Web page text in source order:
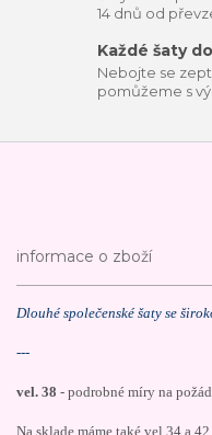
14 dnů od
Každé šaty
Nebojte se
pomůžeme s
informace o zboží
Dlouhé společenské šaty se
---
vel. 38 - podrobné míry na
Na sklade máme také vel 34 a